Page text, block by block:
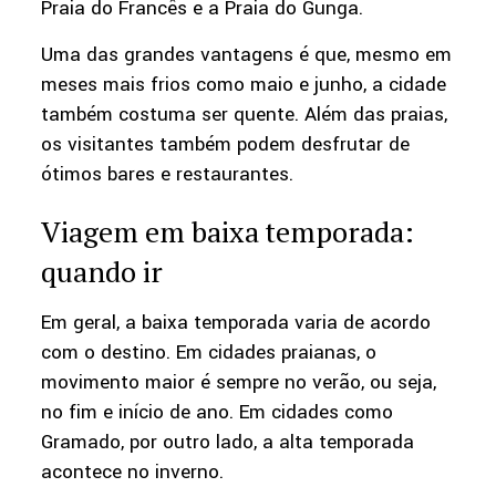
Praia do Francês e a Praia do Gunga.
Uma das grandes vantagens é que, mesmo em
meses mais frios como maio e junho, a cidade
também costuma ser quente. Além das praias,
os visitantes também podem desfrutar de
ótimos bares e restaurantes.
Viagem em baixa temporada:
quando ir
Em geral, a baixa temporada varia de acordo
com o destino. Em cidades praianas, o
movimento maior é sempre no verão, ou seja,
no fim e início de ano. Em cidades como
Gramado, por outro lado, a alta temporada
acontece no inverno.